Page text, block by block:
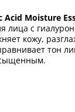
Acid Moisture
лица с
кожу,
тон